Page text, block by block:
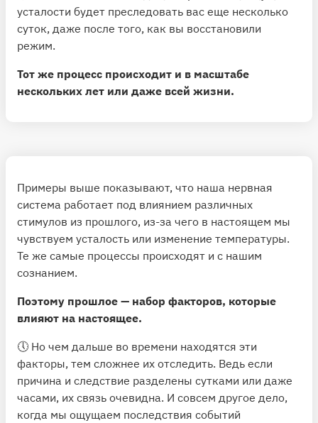
усталости будет преследовать вас еще несколько
суток, даже после того, как вы восстановили
режим.
Тот же процесс происходит и в масштабе
нескольких лет или даже всей жизни.
Примеры выше показывают, что наша нервная
система работает под влиянием различных
стимулов из прошлого, из-за чего в настоящем мы
чувствуем усталость или изменение температуры.
Те же самые процессы происходят и с нашим
сознанием.
Поэтому прошлое — набор факторов, которые
влияют на настоящее.
🕔 Но чем дальше во времени находятся эти
факторы, тем сложнее их отследить. Ведь если
причина и следствие разделены сутками или даже
часами, их связь очевидна. И совсем другое дело,
когда мы ощущаем последствия событий